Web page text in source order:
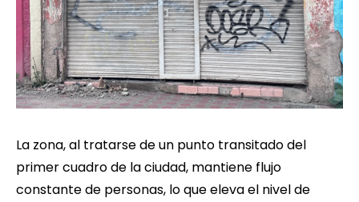
La zona, al tratarse de un punto transitado del
primer cuadro de la ciudad, mantiene flujo
constante de personas, lo que eleva el nivel de